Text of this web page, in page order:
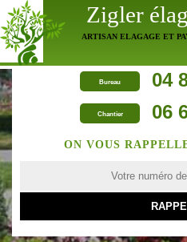
Zigler
ARTISAN ELAGAGE ET
Bureau 04
Chantier 06
ON VOUS